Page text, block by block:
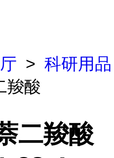
> 科研用品
羧酸
二羧酸